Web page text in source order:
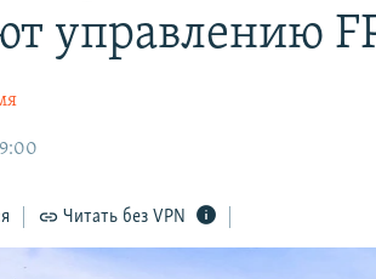
управлению
Читать без VPN